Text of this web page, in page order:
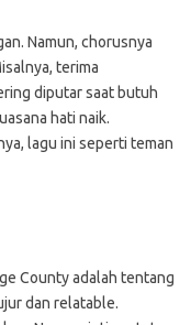
Namun, chorusnya
terima
diputar saat butuh
hati naik.
lagu ini seperti teman
County adalah tentang
dan relatable.